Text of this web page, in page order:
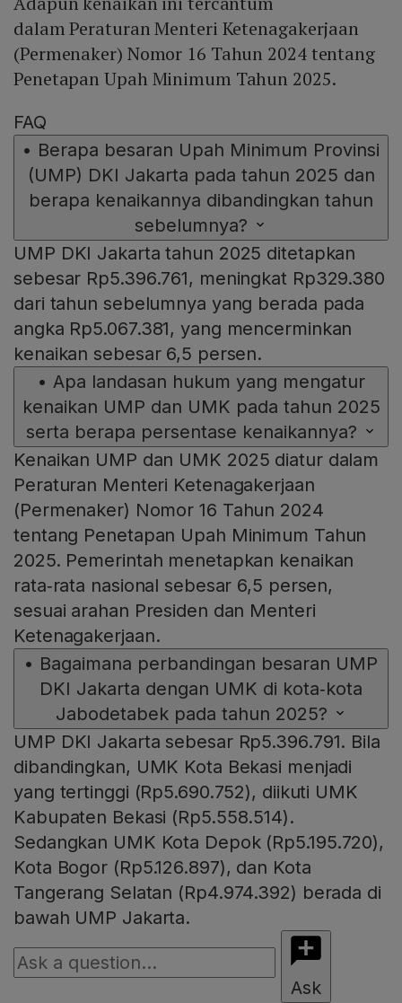
dalam Peraturan Menteri Ketenagakerjaan
(Permenaker) Nomor 16 Tahun 2024 tentang
Penetapan Upah Minimum Tahun 2025.
FAQ
• Berapa besaran Upah Minimum Provinsi
(UMP) DKI Jakarta pada tahun 2025 dan
berapa kenaikannya dibandingkan tahun
sebelumnya?
UMP DKI Jakarta tahun 2025 ditetapkan
sebesar Rp5.396.761, meningkat Rp329.380
dari tahun sebelumnya yang berada pada
angka Rp5.067.381, yang mencerminkan
kenaikan sebesar 6,5 persen.
• Apa landasan hukum yang mengatur
kenaikan UMP dan UMK pada tahun 2025
serta berapa persentase kenaikannya?
Kenaikan UMP dan UMK 2025 diatur dalam
Peraturan Menteri Ketenagakerjaan
(Permenaker) Nomor 16 Tahun 2024
tentang Penetapan Upah Minimum Tahun
2025. Pemerintah menetapkan kenaikan
rata‑rata nasional sebesar 6,5 persen,
sesuai arahan Presiden dan Menteri
Ketenagakerjaan.
• Bagaimana perbandingan besaran UMP
DKI Jakarta dengan UMK di kota‑kota
Jabodetabek pada tahun 2025?
UMP DKI Jakarta sebesar Rp5.396.791. Bila
dibandingkan, UMK Kota Bekasi menjadi
yang tertinggi (Rp5.690.752), diikuti UMK
Kabupaten Bekasi (Rp5.558.514).
Sedangkan UMK Kota Depok (Rp5.195.720),
Kota Bogor (Rp5.126.897), dan Kota
Tangerang Selatan (Rp4.974.392) berada di
bawah UMP Jakarta.
Ask